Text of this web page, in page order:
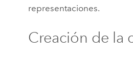
representaciones.
Creación de la